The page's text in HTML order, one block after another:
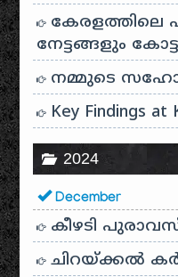
കേരളത്തിലെ
നേട്ടങ്ങളും
നമ്മുടെ
Key Findings at
2024
December
കീഴടി
ചിറയ്ക്കൽ